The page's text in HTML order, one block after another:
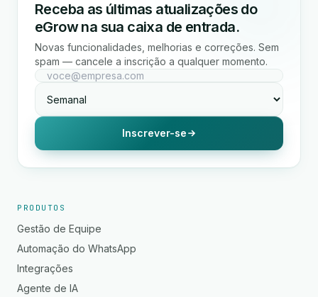
Receba as últimas atualizações do
eGrow na sua caixa de entrada.
Novas funcionalidades, melhorias e correções. Sem
spam — cancele a inscrição a qualquer momento.
Inscrever-se
PRODUTOS
Gestão de Equipe
Automação do WhatsApp
Integrações
Agente de IA